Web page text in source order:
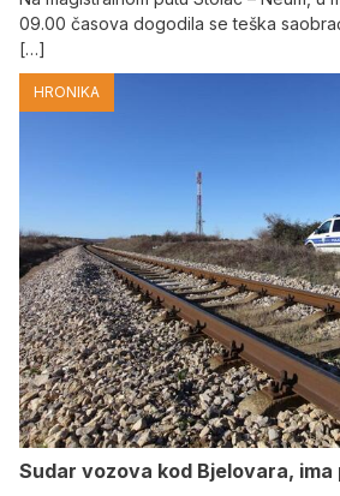
09.00 časova dogodila se teška
[…]
HRONIKA
Sudar vozova kod Bjelovara,